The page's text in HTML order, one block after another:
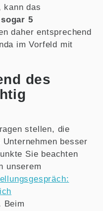
kann das
5
daher entsprechend
im Vorfeld mit
des
stellen, die
besser
Sie beachten
unserem
Beim